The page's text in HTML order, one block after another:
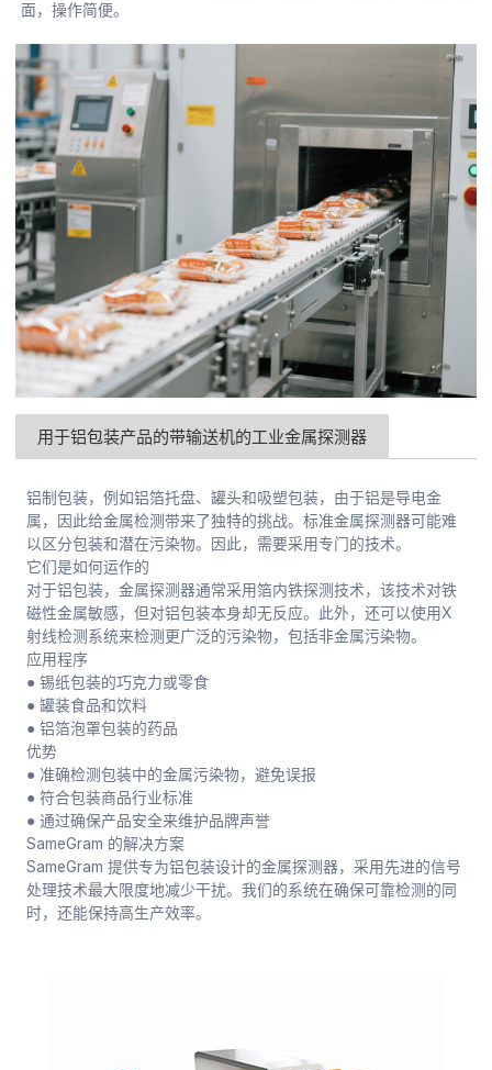
面，操作简便。
用于铝包装产品的带输送机的工业金属探测器
铝制包装，例如铝箔托盘、罐头和吸塑包装，由于铝是导电金
属，因此给金属检测带来了独特的挑战。标准金属探测器可能难
以区分包装和潜在污染物。因此，需要采用专门的技术。
它们是如何运作的
对于铝包装，金属探测器通常采用箔内铁探测技术，该技术对铁
磁性金属敏感，但对铝包装本身却无反应。此外，还可以使用X
射线检测系统来检测更广泛的污染物，包括非金属污染物。
应用程序
● 锡纸包装的巧克力或零食
● 罐装食品和饮料
● 铝箔泡罩包装的药品
优势
● 准确检测包装中的金属污染物，避免误报
● 符合包装商品行业标准
● 通过确保产品安全来维护品牌声誉
SameGram 的解决方案
SameGram 提供专为铝包装设计的金属探测器，采用先进的信号
处理技术最大限度地减少干扰。我们的系统在确保可靠检测的同
时，还能保持高生产效率。